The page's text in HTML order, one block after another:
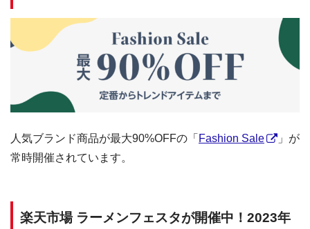
人気ブランド商品が最大90%OFFの「 Fashion Sale
」が
常時開催されています。
楽天市場 ラーメンフェスタが開催中！2023年